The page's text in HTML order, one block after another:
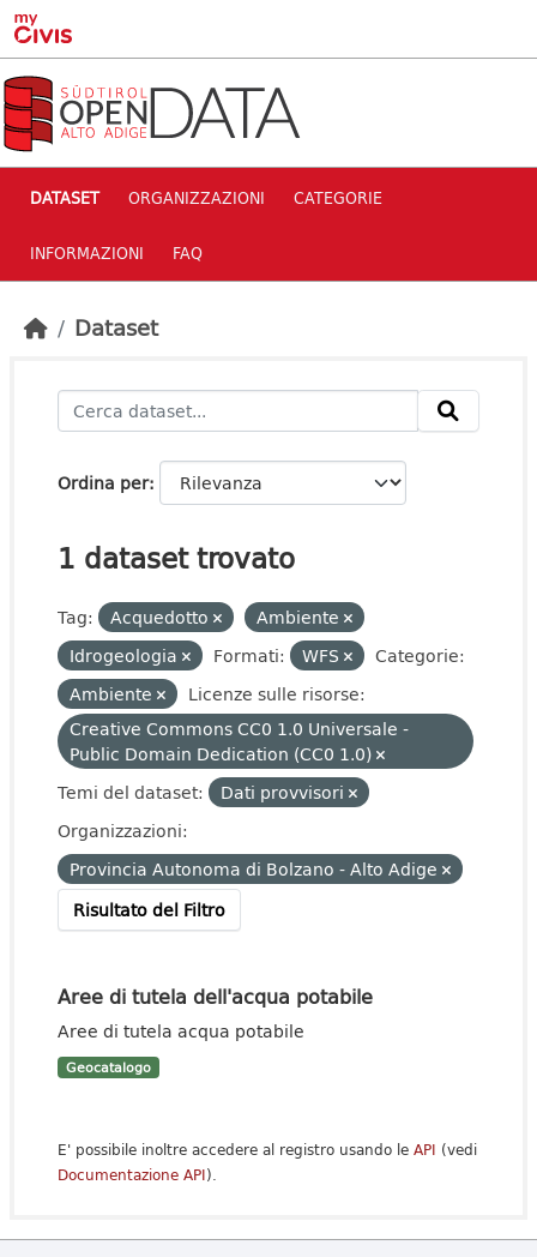
Skip to main content
DATASET ORGANIZZAZIONI CATEGORIE
INFORMAZIONI FAQ
Dataset
Ordina per
1 dataset trovato
Tag: Acquedotto
Ambiente
Idrogeologia
Formati: WFS
Categorie:
Ambiente
Licenze sulle risorse:
Creative Commons CC0 1.0 Universale -
Public Domain Dedication (CC0 1.0)
Temi del dataset:
Dati provvisori
Organizzazioni:
Provincia Autonoma di Bolzano - Alto Adige
Risultato del Filtro
Aree di tutela dell'acqua potabile
Aree di tutela acqua potabile
Geocatalogo
E' possibile inoltre accedere al registro usando le API (vedi
Documentazione API).